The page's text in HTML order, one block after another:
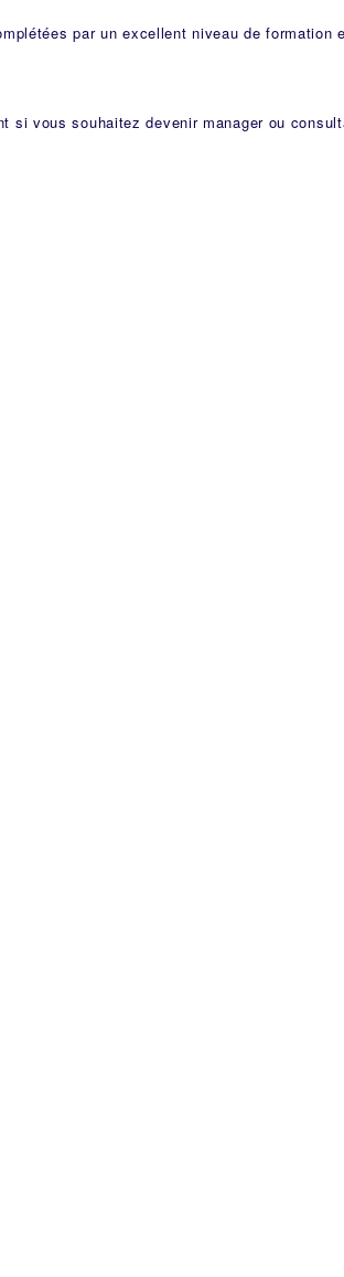
par un excellent niveau de formation
vous souhaitez devenir manager ou